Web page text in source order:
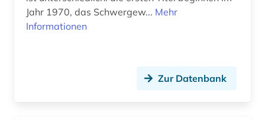
bildnis (1)
Jahr 1970, das Schwergew... Mehr
Informationen
Zur Datenbank